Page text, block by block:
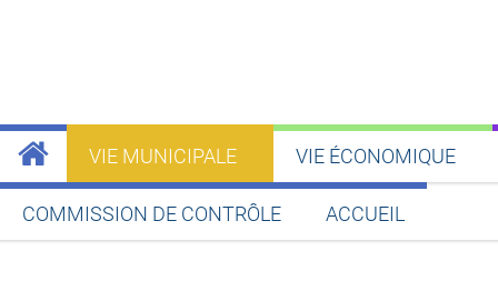
VIE MUNICIPALE VIE ÉCONOMIQUE
COMMISSION DE CONTRÔLE ACCUEIL